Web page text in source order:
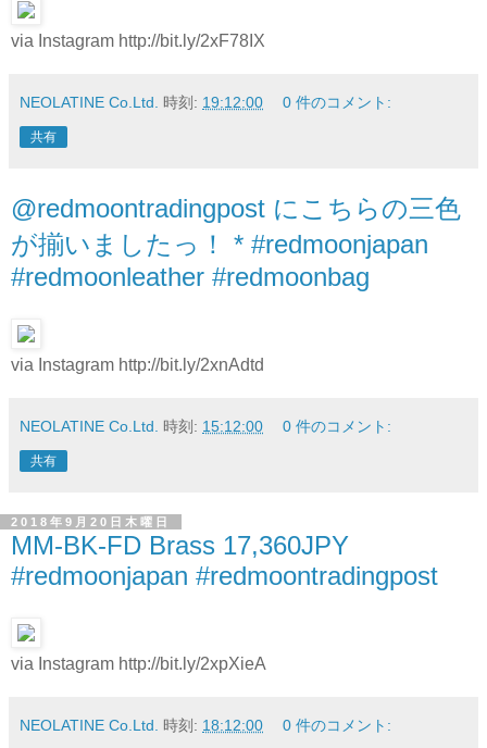
via Instagram http://bit.ly/2xF78IX
NEOLATINE Co.Ltd. 時刻: 19:12:00 0 件のコメント:
共有
@redmoontradingpost にこちらの三色
が揃いましたっ！ * #redmoonjapan
#redmoonleather #redmoonbag
via Instagram http://bit.ly/2xnAdtd
NEOLATINE Co.Ltd. 時刻: 15:12:00 0 件のコメント:
共有
2018年9月20日木曜日
MM-BK-FD Brass 17,360JPY
#redmoonjapan #redmoontradingpost
via Instagram http://bit.ly/2xpXieA
NEOLATINE Co.Ltd. 時刻: 18:12:00 0 件のコメント: